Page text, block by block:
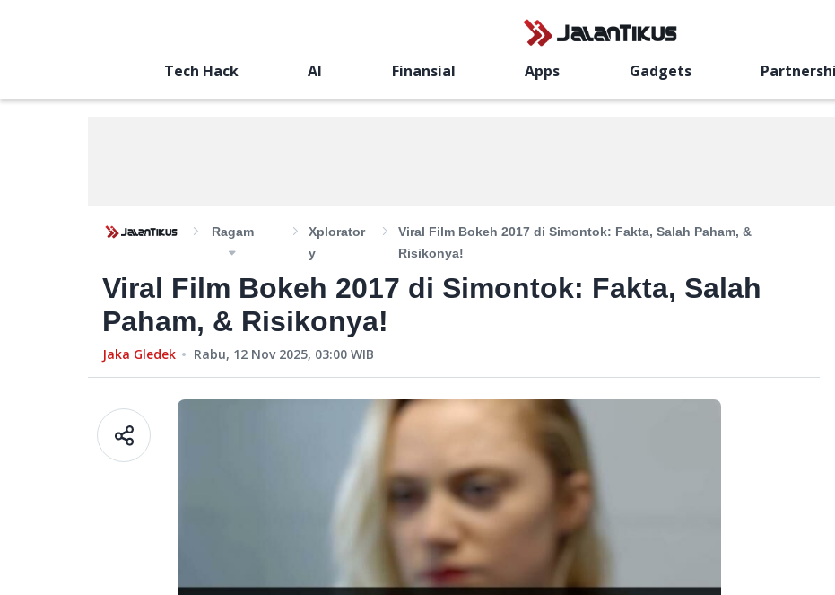
Tech Hack AI Finansial Apps Gadgets
Ragam
Xplorator
Y
Viral Film Bokeh 2017 di Simontok: Fakta, Salah Paham, &
Risikonya!
Viral Film Bokeh 2017 di Simontok: Fakta, Salah
Paham, & Risikonya!
Jaka Gledek Rabu, 12 Nov 2025, 03:00 WIB